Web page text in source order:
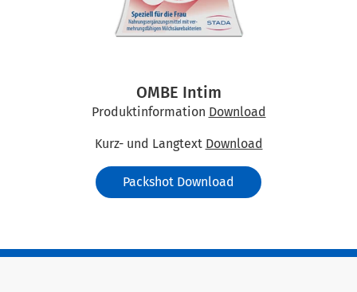
OMBE Intim
Produktinformation Download
Kurz- und Langtext Download
Packshot Download